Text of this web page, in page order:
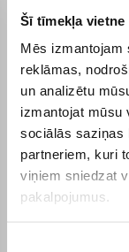
Šī tīmekļa
Mēs izmantojam
reklāmas,
un analizētu
izmantojat mūsu
sociālās saziņas
partneriem, kuri
viņiem sniedzat
pakalpojumus.
PATIESI PAZINI
Mērķtiecīgi
fitnesa
tas ir vairāk
personīgais
palīdzēs
SPilgts 1,4